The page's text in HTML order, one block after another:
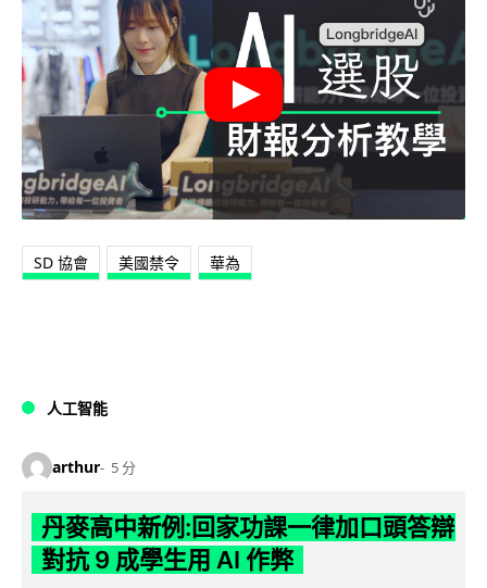
SD 協會 美國禁令 華為
人工智能
arthur 5 分
丹麥高中新例:回家功課一律加口頭答辯
對抗 9 成學生用 AI 作弊